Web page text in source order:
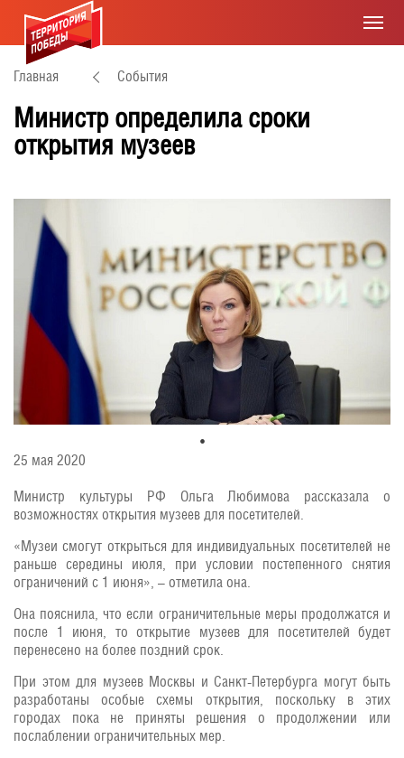
Главная События
Министр определила сроки
открытия музеев
25 мая 2020
Министр культуры РФ Ольга Любимова рассказала о
возможностях открытия музеев для посетителей.
«Музеи смогут открыться для индивидуальных посетителей не
раньше середины июля, при условии постепенного снятия
ограничений с 1 июня», – отметила она.
Она пояснила, что если ограничительные меры продолжатся и
после 1 июня, то открытие музеев для посетителей будет
перенесено на более поздний срок.
При этом для музеев Москвы и Санкт-Петербурга могут быть
разработаны особые схемы открытия, поскольку в этих
городах пока не приняты решения о продолжении или
послаблении ограничительных мер.